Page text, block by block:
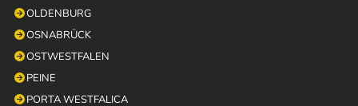
OLDENBURG
OSNABRÜCK
OSTWESTFALEN
PEINE
PORTA WESTFALICA